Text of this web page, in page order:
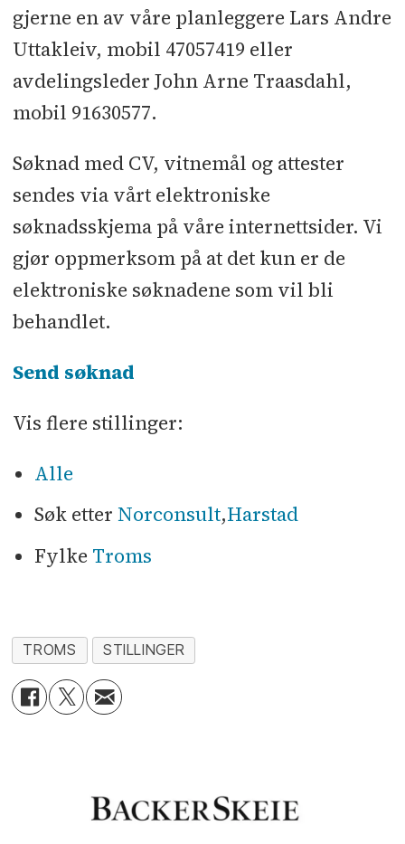
gjerne en av våre planleggere Lars Andre
Uttakleiv, mobil 47057419 eller
avdelingsleder John Arne Traasdahl,
mobil 91630577.
Søknad med CV, vitnemål og attester
sendes via vårt elektroniske
søknadsskjema på våre internettsider. Vi
gjør oppmerksom på at det kun er de
elektroniske søknadene som vil bli
behandlet.
Send søknad
Vis flere stillinger:
Alle
Søk etter Norconsult,Harstad
Fylke Troms
TROMS STILLINGER